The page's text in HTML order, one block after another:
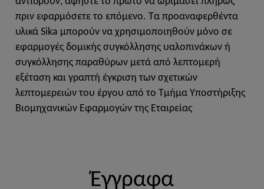
πριν εφαρμόσετε το επόμενο. Τα προαναφερθέντα
υλικά Sika μπορούν να χρησιμοποιηθούν μόνο σε
εφαρμογές δομικής συγκόλλησης υαλοπινάκων ή
συγκόλλησης παραθύρων μετά από λεπτομερή
εξέταση και γραπτή έγκριση των σχετικών
λεπτομερειών του έργου από το Τμήμα Υποστήριξης
Βιομηχανικών Εφαρμογών της Εταιρείας
Έγγραφα